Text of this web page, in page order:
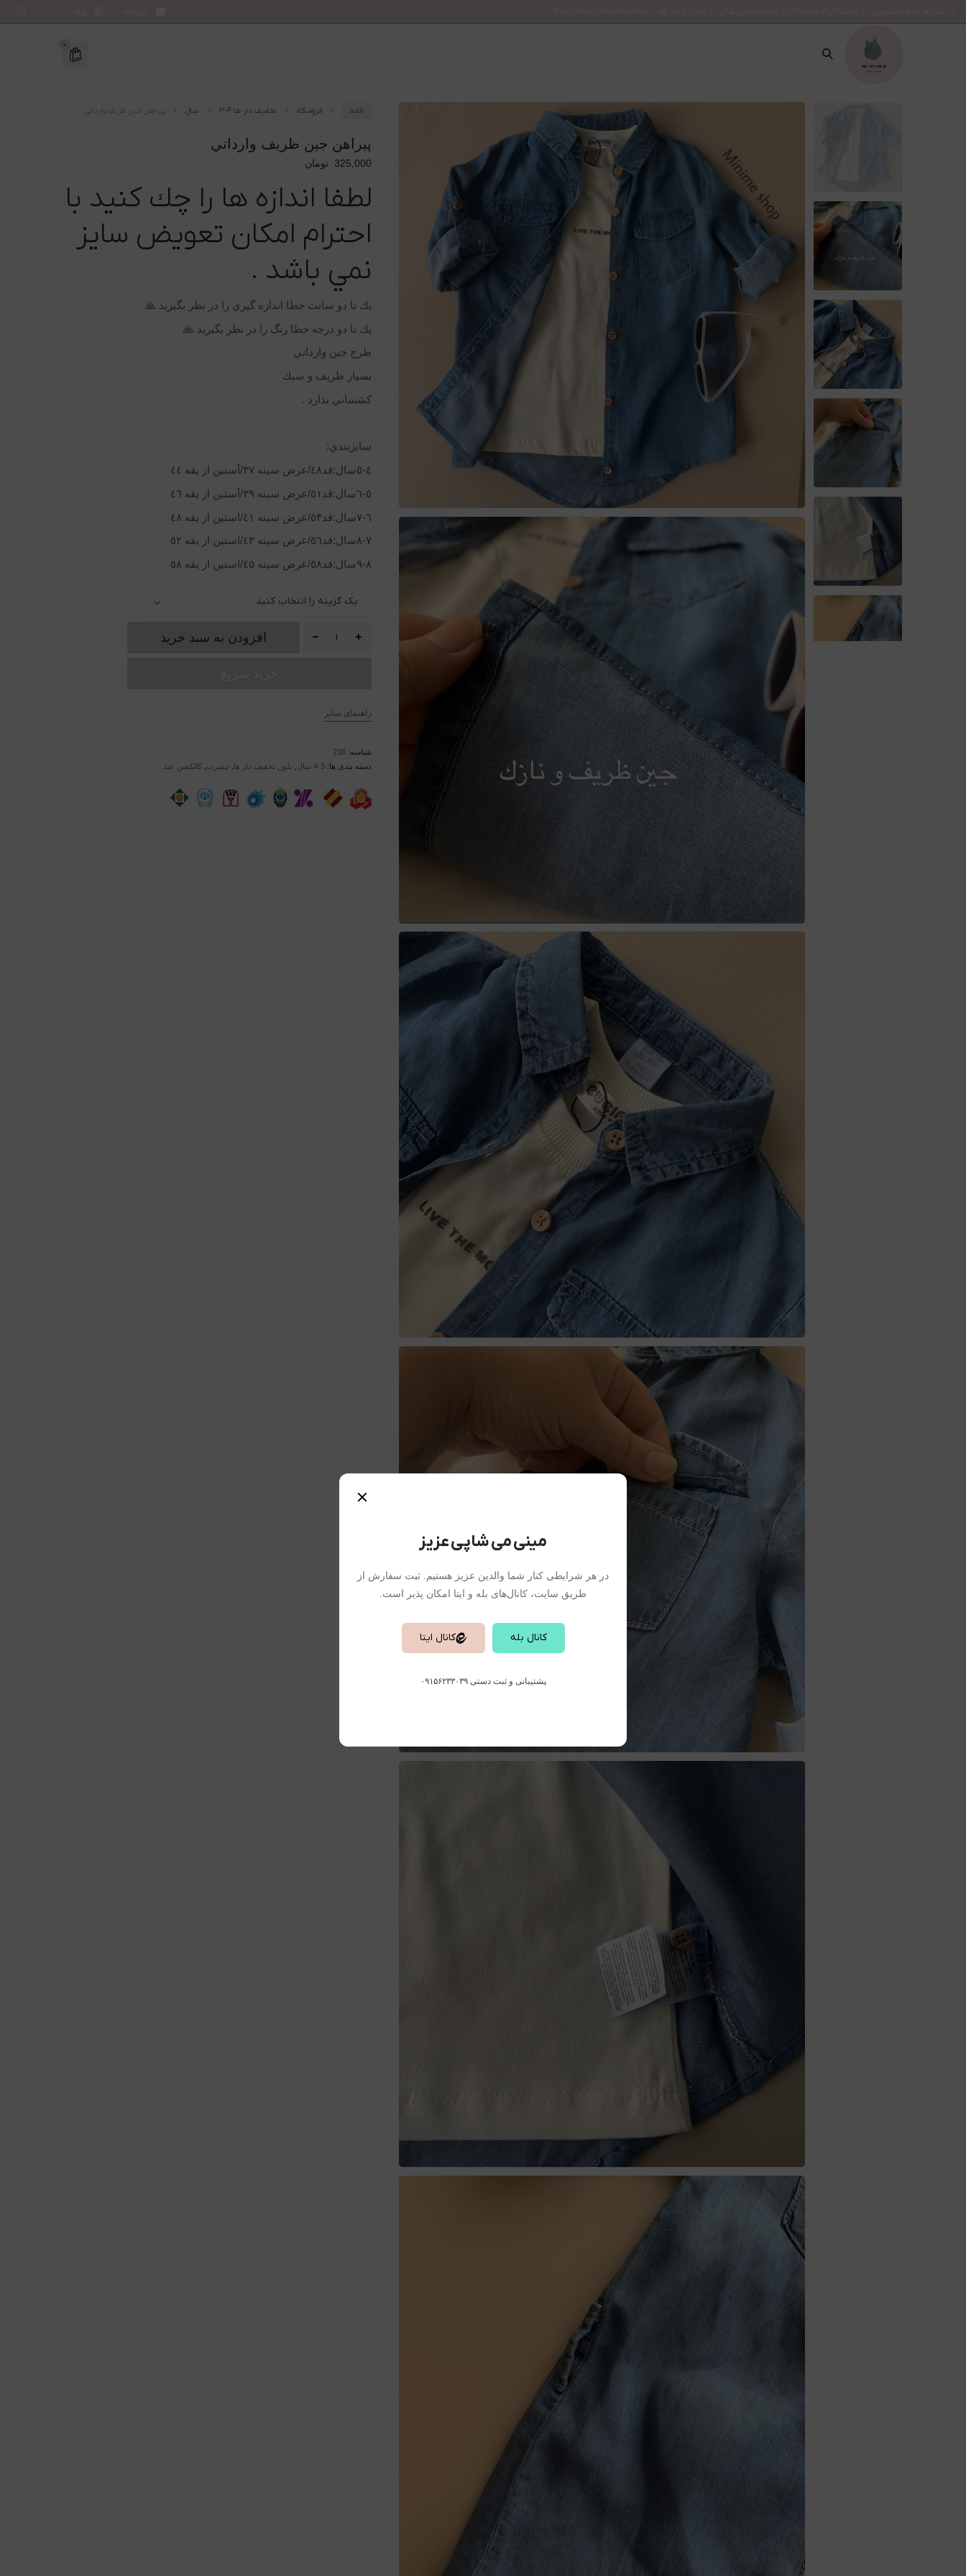
0
خانه فروشگاه تخفیف دار ها 3-4 سال پيراهن جين ظريف وارداتي
پيراهن جين ظريف وارداتي
325,000 تومان
لطفا اندازه ها را چك كنيد با
احترام امكان تعويض سايز
نمي باشد .
يك تا دو سانت خطا اندازه گيري را در نظر بگيريد 🙏
يك تا دو درجه خطا رنگ را در نظر بگيريد 🙏
طرح جين وارداتي
بسيار ظريف و سبك
كشساني ندارد .
سايزبندي:
٤-٥سال:قد٤٨/عرض سينه ٣٧/آستين از يقه ٤٤
٥-٦سال:قد٥١/عرض سينه ٣٩/آستين از يقه ٤٦
٦-٧سال:قد٥٣/عرض سينه ٤١/استين از يقه ٤٨
٧-٨سال:قد٥٦/عرض سينه ٤٣/استين از يقه ٥٢
٨-٩سال:قد٥٨/عرض سينه ٤٥/استين از يقه ٥٨
یک گزینه را انتخاب کنید
افزودن به سبد خرید
راهنمای سایز
شناسه: 236
دسته بندی ها: 3-4 سال بلوز تخفیف دار ها تيشرت كالكشن عيد
مینی می شاپی عزیز
در هر شرایطی کنار شما والدین عزیز هستیم. ثبت سفارش از
طریق سایت، کانال‌های بله و ایتا امکان پذیر است.
کانال بله کانال ایتا
پشتیبانی و ثبت دستی ۰۹۱۵۶۲۳۳۰۳۹